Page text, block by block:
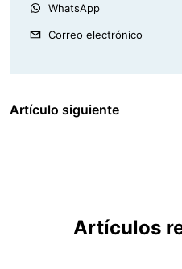
WhatsApp
Correo electrónico
Artículo siguiente
Artículos